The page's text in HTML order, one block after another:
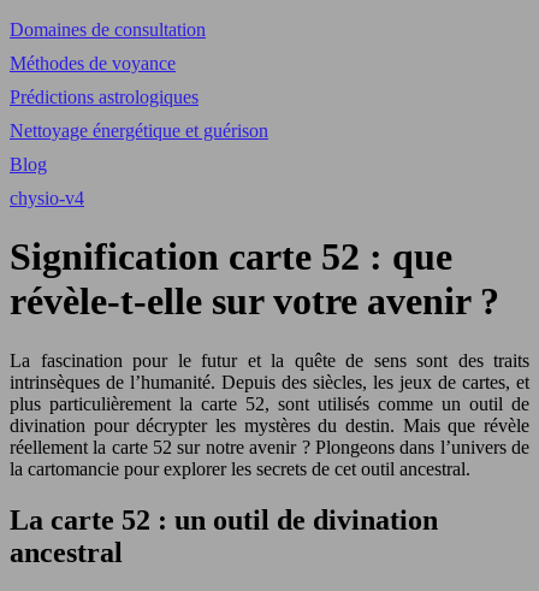
Domaines de consultation
Méthodes de voyance
Prédictions astrologiques
Nettoyage énergétique et guérison
Blog
chysio-v4
Signification carte 52 : que
révèle-t-elle sur votre avenir ?
La fascination pour le futur et la quête de sens sont des traits
intrinsèques de l’humanité. Depuis des siècles, les jeux de cartes, et
plus particulièrement la carte 52, sont utilisés comme un outil de
divination pour décrypter les mystères du destin. Mais que révèle
réellement la carte 52 sur notre avenir ? Plongeons dans l’univers de
la cartomancie pour explorer les secrets de cet outil ancestral.
La carte 52 : un outil de divination
ancestral